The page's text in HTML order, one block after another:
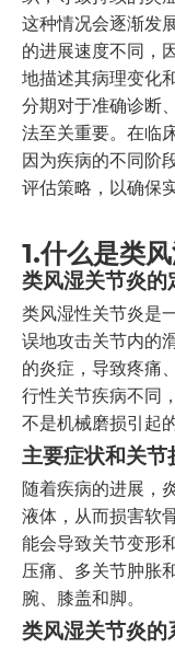
这种情况会逐渐发
的进展速度不同，
地描述其病理变化
分期对于准确诊断
法至关重要。在临
因为疾病的不同阶
评估策略，以确保
1.什么是类
类风湿关节炎的
类风湿性关节炎是
误地攻击关节内的
的炎症，导致疼痛
行性关节疾病不同
不是机械磨损引起的
主要症状和关节
随着疾病的进展，
液体，从而损害软
能会导致关节变形
压痛、多关节肿胀
腕、膝盖和脚。
类风湿关节炎的